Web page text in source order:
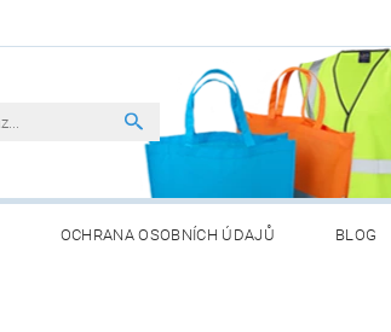
OCHRANA OSOBNÍCH ÚDAJŮ BLOG